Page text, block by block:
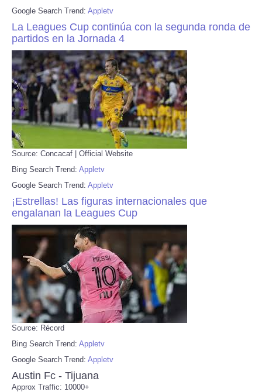
Google Search Trend: Appletv
La Leagues Cup continúa con la segunda ronda de
partidos en la Jornada 4
Source: Concacaf | Official Website
Bing Search Trend: Appletv
Google Search Trend: Appletv
¡Estrellas! Las figuras internacionales que
engalanan la Leagues Cup
Source: Récord
Bing Search Trend: Appletv
Google Search Trend: Appletv
Austin Fc - Tijuana
Approx Traffic: 10000+